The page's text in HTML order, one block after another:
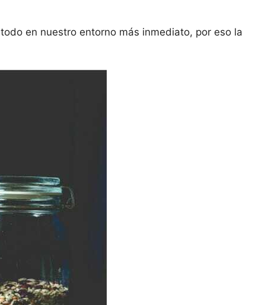
en nuestro entorno más inmediato, por eso la